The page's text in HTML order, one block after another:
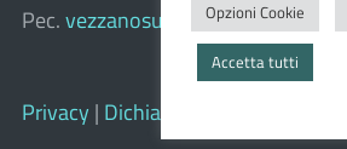
Pec.
Privacy | Dichiarazione di
Opzioni Cookie
Accetta tutti